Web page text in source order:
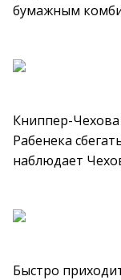
бумажным
Книппер-
Рабенека
наблюдает
Быстро